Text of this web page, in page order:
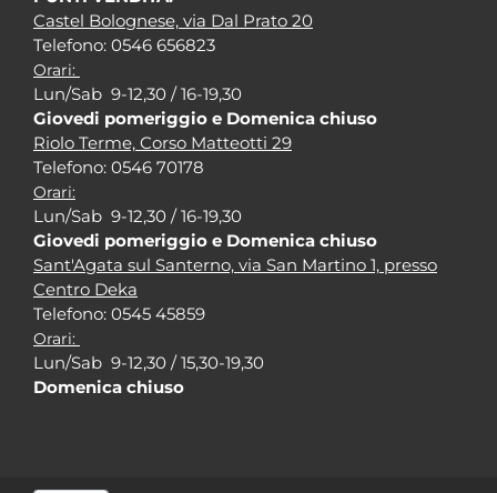
Castel Bolognese, via Dal Prato 20
Telefono: 0546 656823
Orari:
Lun/Sab 9-12,30 / 16-19,30
Giovedi pomeriggio e Domenica chiuso
Riolo Terme, Corso Matteotti 29
Telefono: 0546 70178
Orari:
Lun/Sab 9-12,30 / 16-19,30
Giovedi pomeriggio e Domenica chiuso
Sant'Agata sul Santerno, via San Martino 1, presso
Centro Deka
Telefono: 0545 45859
Orari:
Lun/Sab 9-12,30 / 15,30-19,30
Domenica chiuso